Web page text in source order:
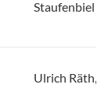
Staufenbiel
Ulrich Räth,